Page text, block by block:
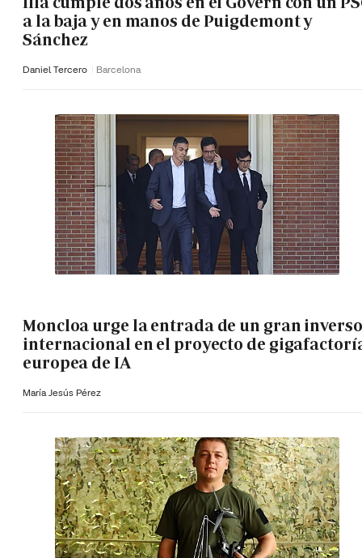
a la baja y en manos de Puigdemont y
Sánchez
Daniel Tercero Barcelona
Moncloa urge la entrada de un gran
internacional en el proyecto de
europea de IA
María Jesús Pérez